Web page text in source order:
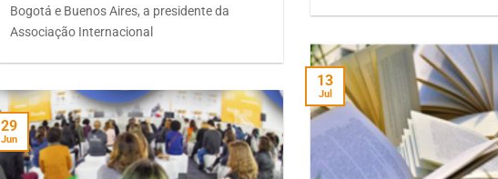
Bogotá e Buenos Aires, a presidente da
Associação Internacional
13
Jul
29
Jun